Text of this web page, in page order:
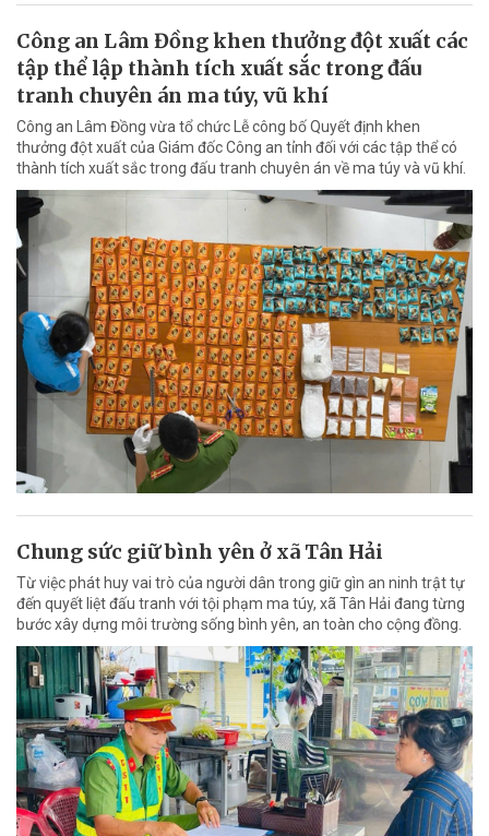
Công an Lâm Đồng khen thưởng đột xuất các
tập thể lập thành tích xuất sắc trong đấu
tranh chuyên án ma túy, vũ khí
Công an Lâm Đồng vừa tổ chức Lễ công bố Quyết định khen
thưởng đột xuất của Giám đốc Công an tỉnh đối với các tập thể có
thành tích xuất sắc trong đấu tranh chuyên án về ma túy và vũ khí.
Chung sức giữ bình yên ở xã Tân Hải
Từ việc phát huy vai trò của người dân trong giữ gìn an ninh trật tự
đến quyết liệt đấu tranh với tội phạm ma túy, xã Tân Hải đang từng
bước xây dựng môi trường sống bình yên, an toàn cho cộng đồng.